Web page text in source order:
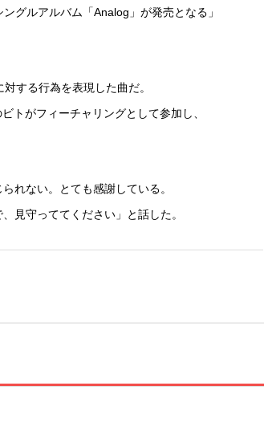
グルアルバム「Analog」が発売となる」
する行為を表現した曲だ。
トがフィーチャリングとして参加し、
れない。とても感謝している。
見守っててください」と話した。